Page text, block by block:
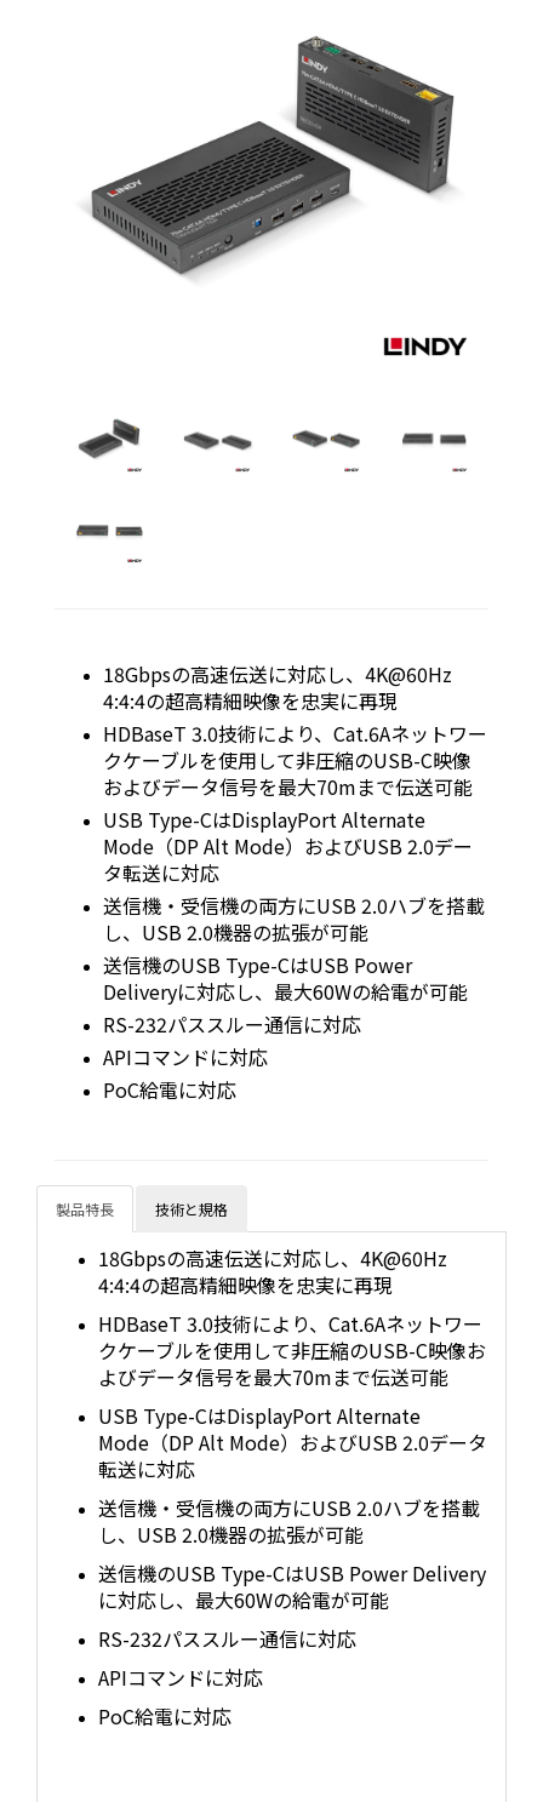
18Gbpsの高速伝送に対応し、4K@60Hz
4:4:4の超高精細映像を忠実に再現
HDBaseT 3.0技術により、Cat.6Aネットワー
クケーブルを使用して非圧縮のUSB-C映像
およびデータ信号を最大70mまで伝送可能
USB Type-CはDisplayPort Alternate
Mode（DP Alt Mode）およびUSB 2.0デー
タ転送に対応
送信機・受信機の両方にUSB 2.0ハブを搭載
し、USB 2.0機器の拡張が可能
送信機のUSB Type-CはUSB Power
Deliveryに対応し、最大60Wの給電が可能
RS-232パススルー通信に対応
APIコマンドに対応
PoC給電に対応
製品特長 技術と規格
18Gbpsの高速伝送に対応し、4K@60Hz
4:4:4の超高精細映像を忠実に再現
HDBaseT 3.0技術により、Cat.6Aネットワー
クケーブルを使用して非圧縮のUSB-C映像お
よびデータ信号を最大70mまで伝送可能
USB Type-CはDisplayPort Alternate
Mode（DP Alt Mode）およびUSB 2.0データ
転送に対応
送信機・受信機の両方にUSB 2.0ハブを搭載
し、USB 2.0機器の拡張が可能
送信機のUSB Type-CはUSB Power Delivery
に対応し、最大60Wの給電が可能
RS-232パススルー通信に対応
APIコマンドに対応
PoC給電に対応